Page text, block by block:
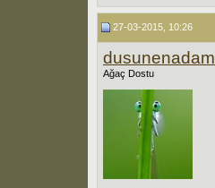
27-03-2015, 10:26
dusunenadam
Ağaç Dostu